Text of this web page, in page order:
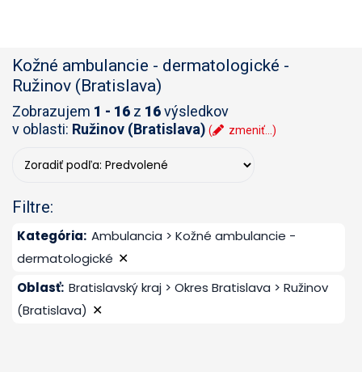
Kožné ambulancie - dermatologické -
Ružinov (Bratislava)
Zobrazujem 1 - 16 z 16výsledkov
v oblasti: Ružinov (Bratislava) ( zmeniť...)
Filtre:
Kategória: Ambulancia > Kožné ambulancie -
dermatologické ✕
Oblasť: Bratislavský kraj > Okres Bratislava > Ružinov
(Bratislava) ✕